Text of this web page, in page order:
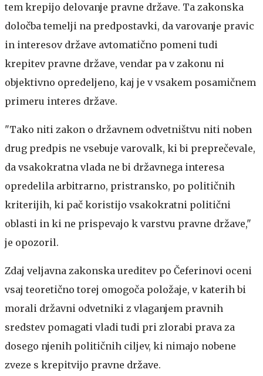
tem krepijo delovanje pravne države. Ta zakonska
določba temelji na predpostavki, da varovanje pravic
in interesov države avtomatično pomeni tudi
krepitev pravne države, vendar pa v zakonu ni
objektivno opredeljeno, kaj je v vsakem posamičnem
primeru interes države.
"Tako niti zakon o državnem odvetništvu niti noben
drug predpis ne vsebuje varovalk, ki bi preprečevale,
da vsakokratna vlada ne bi državnega interesa
opredelila arbitrarno, pristransko, po političnih
kriterijih, ki pač koristijo vsakokratni politični
oblasti in ki ne prispevajo k varstvu pravne države,"
je opozoril.
Zdaj veljavna zakonska ureditev po Čeferinovi oceni
vsaj teoretično torej omogoča položaje, v katerih bi
morali državni odvetniki z vlaganjem pravnih
sredstev pomagati vladi tudi pri zlorabi prava za
dosego njenih političnih ciljev, ki nimajo nobene
zveze s krepitvijo pravne države.